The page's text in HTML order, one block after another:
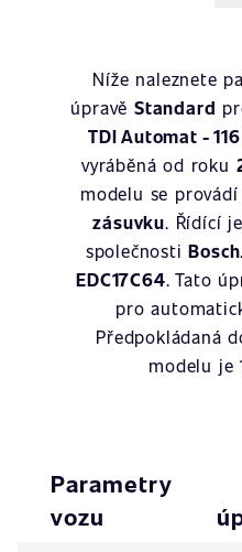
Níže naleznete
úpravěStandard
TDI Automat -
vyráběná od roku
modelu se
zásuvku. Řídící
společnostiBosch
EDC17C64. Tato
pro
Předpokládaná
modelu je
Parametry
vozu